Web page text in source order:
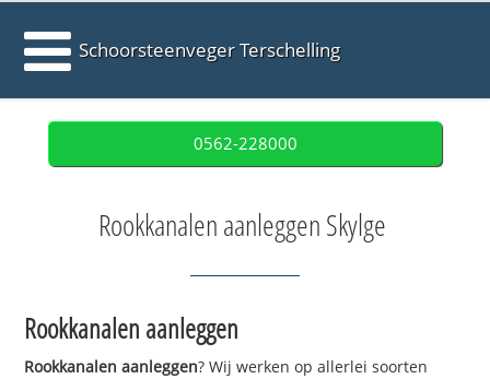
Schoorsteenveger Terschelling
0562-228000
Rookkanalen aanleggen Skylge
Rookkanalen aanleggen
Rookkanalen aanleggen? Wij werken op allerlei soorten